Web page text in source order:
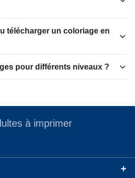
télécharger un coloriage en
pour différents niveaux ?
à imprimer
+